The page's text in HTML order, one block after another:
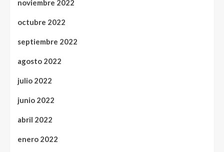
noviembre 2022
octubre 2022
septiembre 2022
agosto 2022
julio 2022
junio 2022
abril 2022
enero 2022